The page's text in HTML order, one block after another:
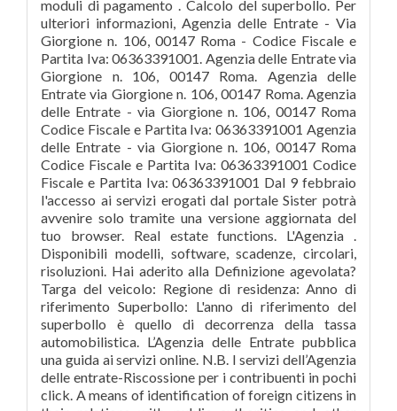
moduli di pagamento . Calcolo del superbollo. Per
ulteriori informazioni, Agenzia delle Entrate - Via
Giorgione n. 106, 00147 Roma - Codice Fiscale e
Partita Iva: 06363391001. Agenzia delle Entrate via
Giorgione n. 106, 00147 Roma. Agenzia delle
Entrate via Giorgione n. 106, 00147 Roma. Agenzia
delle Entrate - via Giorgione n. 106, 00147 Roma
Codice Fiscale e Partita Iva: 06363391001 Agenzia
delle Entrate - via Giorgione n. 106, 00147 Roma
Codice Fiscale e Partita Iva: 06363391001 Codice
Fiscale e Partita Iva: 06363391001 Dal 9 febbraio
l'accesso ai servizi erogati dal portale Sister potrà
avvenire solo tramite una versione aggiornata del
tuo browser. Real estate functions. L'Agenzia .
Disponibili modelli, software, scadenze, circolari,
risoluzioni. Hai aderito alla Definizione agevolata?
Targa del veicolo: Regione di residenza: Anno di
riferimento Superbollo: L'anno di riferimento del
superbollo è quello di decorrenza della tassa
automobilistica. L’Agenzia delle Entrate pubblica
una guida ai servizi online. N.B. I servizi dell’Agenzia
delle entrate-Riscossione per i contribuenti in pochi
click. A means of identification of foreign citizens in